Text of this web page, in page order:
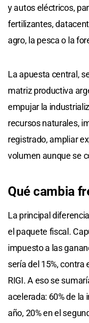
y autos eléctricos,
fertilizantes,
agro, la pesca o la
La apuesta central,
matriz productiva
empujar la
recursos naturales,
registrado, ampliar
volumen aunque se
Qué cambia
La principal
el paquete fiscal.
impuesto a las
sería del 15%, contra
RIGI. A eso se
acelerada: 60% de
año, 20% en el